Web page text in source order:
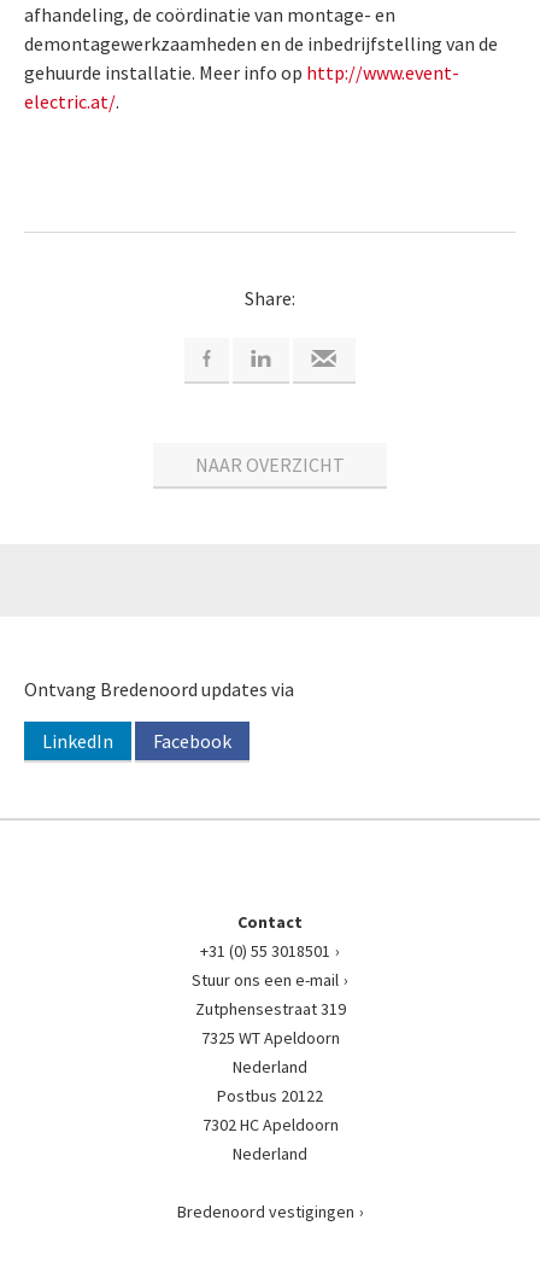
afhandeling, de coördinatie van montage- en
demontagewerkzaamheden en de inbedrijfstelling van de
gehuurde installatie. Meer info op http://www.event-
electric.at/.
Share:
NAAR OVERZICHT
Ontvang Bredenoord updates via
LinkedIn Facebook
Contact
+31 (0) 55 3018501
Stuur ons een e-mail
Zutphensestraat 319
7325 WT Apeldoorn
Nederland
Postbus 20122
7302 HC Apeldoorn
Nederland
Bredenoord vestigingen